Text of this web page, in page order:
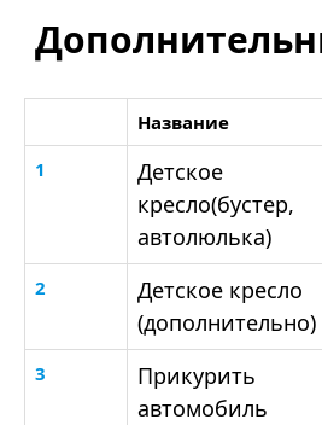
Название
1
Детское
кресло(бустер,
автолюлька)
2
Детское кресло
(дополнительно)
3
Прикурить
автомобиль